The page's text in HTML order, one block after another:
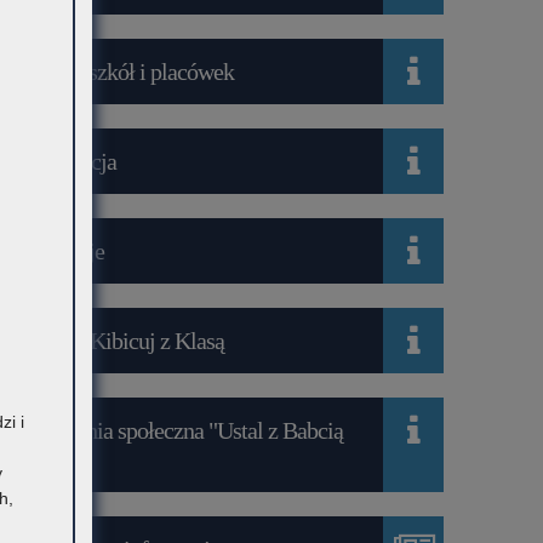
Wykaz szkół i placówek
Rekrutacja
Mediacje
Projekt Kibicuj z Klasą
Kampania społeczna "Ustal z Babcią
i